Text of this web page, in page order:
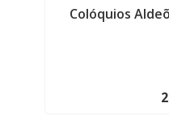
Colóquios